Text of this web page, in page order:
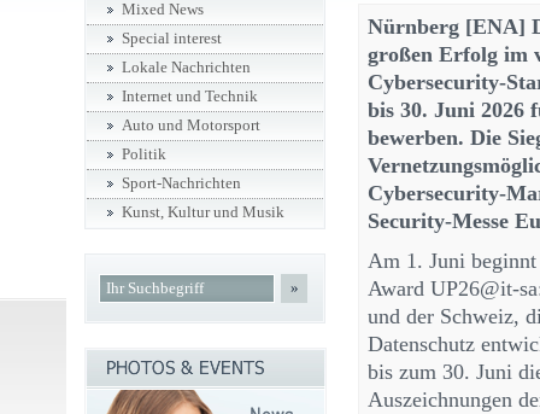
Nürnberg [ENA]
großen Erfolg im
Cybersecurity-
bis 30. Juni 2026
bewerben. Die
Cybersecurity-
Security-Messe
Am 1. Juni
Award UP26@it-
und der Schweiz,
Datenschutz
bis zum 30. Juni
Auszeichnungen
Mixed News
Special interest
Lokale Nachrichten
Internet und Technik
Auto und Motorsport
Politik
Sport-Nachrichten
Kunst, Kultur und Musik
»